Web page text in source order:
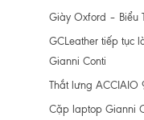
Giày Oxford – Biểu
GCLeather tiếp tục
Gianni Conti
Thắt lưng ACCIAIO
Cặp laptop Gianni